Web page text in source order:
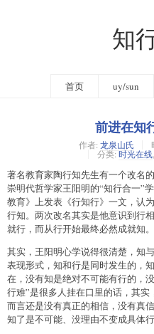
知
首页 uy/sun
前进在知
作者: 龙泉山氏
分类: 时光在线,
著名教育家陶行知先生有一个改名
崇明代哲学家王阳明的“知行合一”
教育》上发表《行知行》一文，认
行知。两次改名其实是他意识到行
就行，而从行开始最终必然成就知。
其实，王阳明心学说得很清楚，知
表现形式，知和行是同时发生的，
在，没有知是绝对不可能有行的，
行难”是很多人挂在口里的话，其
而言还是没有真正的相信，没有真
知了是不可能、没理由不变成具体行